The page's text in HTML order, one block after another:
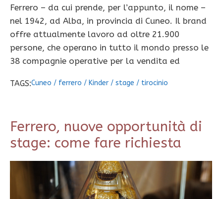
Ferrero – da cui prende, per l’appunto, il nome –
nel 1942, ad Alba, in provincia di Cuneo. Il brand
offre attualmente lavoro ad oltre 21.900
persone, che operano in tutto il mondo presso le
38 compagnie operative per la vendita ed
TAGS:Cuneo / ferrero / Kinder / stage / tirocinio
Ferrero, nuove opportunità di
stage: come fare richiesta